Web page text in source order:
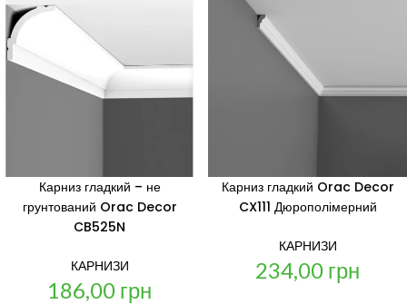
Карниз гладкий – не
грунтований Orac Decor
CB525N
КАРНИЗИ
186,00 грн
Карниз гладкий Orac Decor
CX111 Дюрополімерний
КАРНИЗИ
234,00 грн